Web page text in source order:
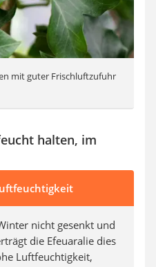
mit guter Frischluftzufuhr
halten, im
nicht gesenkt und
die Efeuaralie dies
Luftfeuchtigkeit,